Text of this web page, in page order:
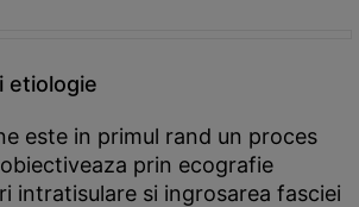
etiologie
este in primul rand un proces
prin ecografie
intratisulare si ingrosarea fasciei